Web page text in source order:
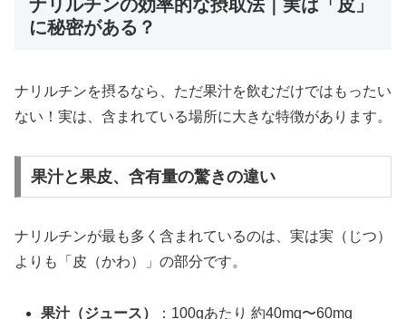
ナリルチンの効率的な摂取法｜実は「皮」
に秘密がある？
ナリルチンを摂るなら、ただ果汁を飲むだけではもったい
ない！実は、含まれている場所に大きな特徴があります。
果汁と果皮、含有量の驚きの違い
ナリルチンが最も多く含まれているのは、実は実（じつ）
よりも「皮（かわ）」の部分です。
果汁（ジュース）
：100gあたり 約40mg〜60mg